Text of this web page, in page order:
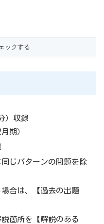
）収録
期）
じパターンの問題を除
合は、【過去の出題
箇所を【解説のある